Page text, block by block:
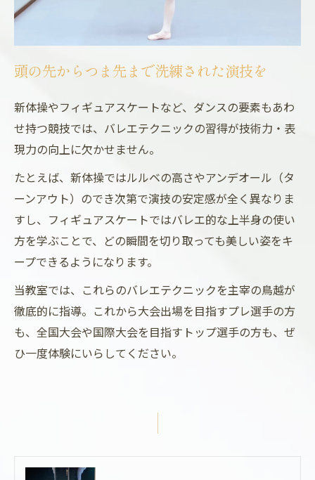
頭の先からつま先まで洗練された演技を
新体操やフィギュアスケートなど、ダンスの要素もあわ
せ持つ競技では、バレエテクニックの習得が技術力・表
現力の向上に欠かせません。
たとえば、新体操ではルルベの高さやアンデオール（タ
ーンアウト）のでき次第で演技の安定感が全く異なりま
すし、フィギュアスケートではバレエ的な上半身の使い
方を学ぶことで、どの瞬間を切り取っても美しい姿をキ
ープできるようになります。
当教室では、これらのバレエテクニックを主宰の鳥越が
徹底的に指導。これから大会出場を目指すプレ選手の方
も、全国大会や国際大会を目指すトップ選手の方も、ぜ
ひ一度体験にいらしてください。